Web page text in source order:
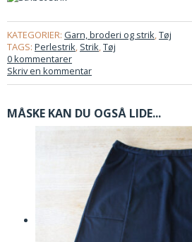
KATEGORIER: Garn, broderi og strik,Tøj
TAGS: Perlestrik, Strik,Tøj
0 kommentarer
Skriv en kommentar
MÅSKE KAN DU OGSÅ LIDE...